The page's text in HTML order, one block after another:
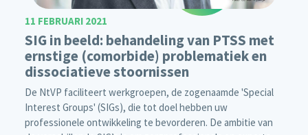
11 FEBRUARI 2021
SIG in beeld: behandeling van PTSS met
ernstige (comorbide) problematiek en
dissociatieve stoornissen
De NtVP faciliteert werkgroepen, de zogenaamde 'Special
Interest Groups' (SIGs), die tot doel hebben uw
professionele ontwikkeling te bevorderen. De ambitie van